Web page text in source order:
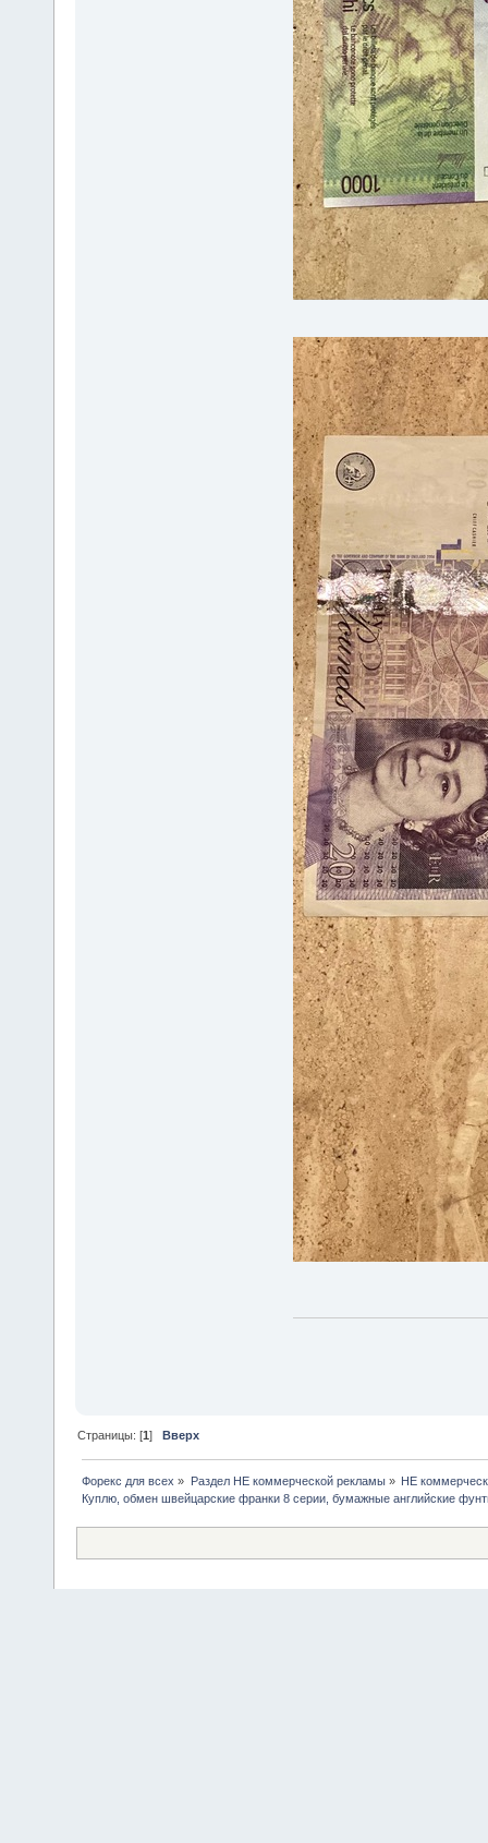
Страницы: [1]Вверх
Форекс для всех » Раздел НЕ коммерческой рекламы»
НЕ
Куплю, обмен швейцарские франки 8 серии, бумажные английские